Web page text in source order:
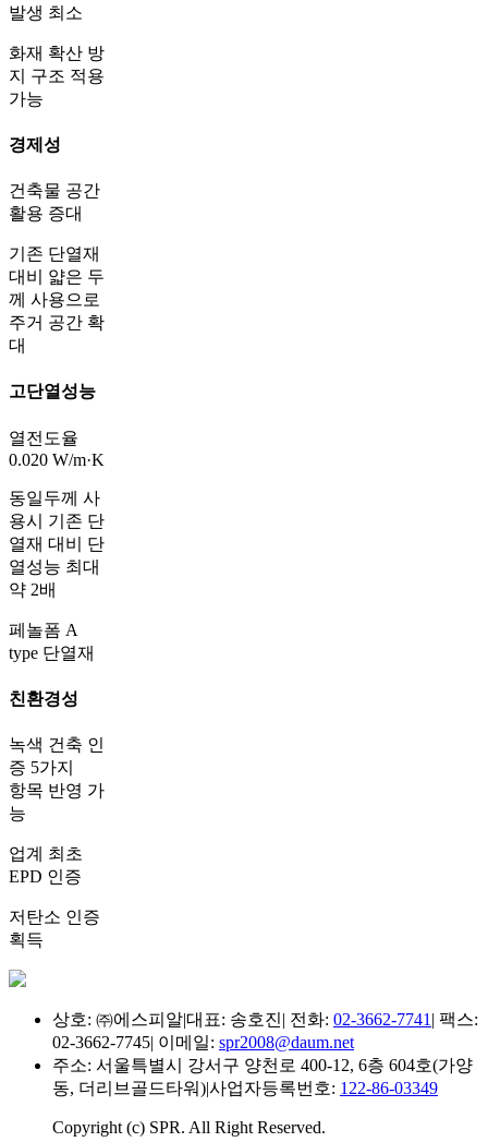
발생 최소
화재 확산 방
지 구조 적용
가능
경제성
건축물 공간
활용 증대
기존 단열재
대비 얇은 두
께 사용으로
주거 공간 확
대
고단열성능
열전도율
0.020 W/m·K
동일두께 사
용시 기존 단
열재 대비 단
열성능 최대
약 2배
페놀폼 A
type 단열재
친환경성
녹색 건축 인
증 5가지
항목 반영 가
능
업계 최초
EPD 인증
저탄소 인증
획득
상호: ㈜에스피알|대표: 송호진| 전화: 02-3662-7741 | 팩스:
02-3662-7745| 이메일: spr2008@daum.net
주소: 서울특별시 강서구 양천로 400-12, 6층 604호(가양
동, 더리브골드타워)|사업자등록번호: 122-86-03349
Copyright (c) SPR. All Right Reserved.